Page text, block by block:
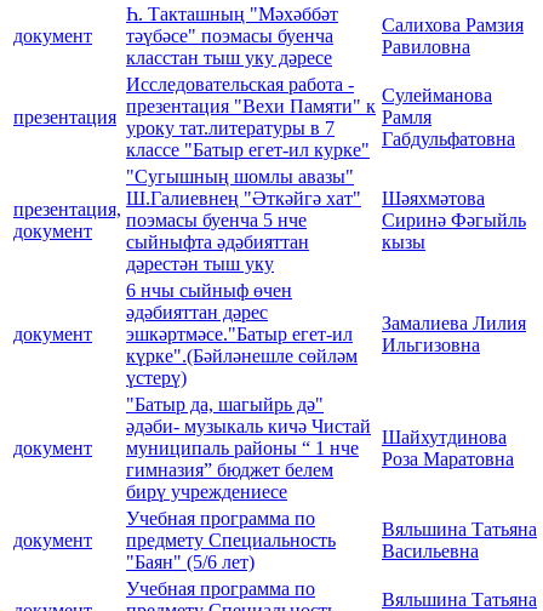
документ
Һ. Такташның "Мәхәббәт
тәүбәсе" поэмасы буенча
класстан тыш уку дәресе
Салихова Рамзия
Равиловна
презентация
Исследовательская работа -
презентация "Вехи Памяти" к
уроку тат.литературы в 7
классе "Батыр егет-ил курке"
Сулейманова
Рамля
Габдульфатовна
презентация,
документ
"Сугышның шомлы авазы"
Ш.Галиевнең "Әткәйгә хат"
поэмасы буенча 5 нче
сыйныфта әдәбияттан
дәрестән тыш уку
Шәяхмәтова
Сиринә Фәгыйль
кызы
документ
6 нчы сыйныф өчен
әдәбияттан дәрес
эшкәртмәсе."Батыр егет-ил
күрке".(Бәйләнешле сөйләм
үстерү)
Замалиева Лилия
Ильгизовна
документ
"Батыр да, шагыйрь дә"
әдәби- музыкаль кичә Чистай
муниципаль районы “ 1 нче
гимназия” бюджет белем
бирү учреждениесе
Шайхутдинова
Роза Маратовна
документ
Учебная программа по
предмету Специальность
"Баян" (5/6 лет)
Вяльшина Татьяна
Васильевна
Учебная программа по
Вяльшина Татьяна